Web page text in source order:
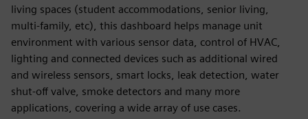
living spaces (student accommodations, senior living,
multi-family, etc), this dashboard helps manage unit
environment with various sensor data, control of HVAC,
lighting and connected devices such as additional wired
and wireless sensors, smart locks, leak detection, water
shut-off valve, smoke detectors and many more
applications, covering a wide array of use cases.